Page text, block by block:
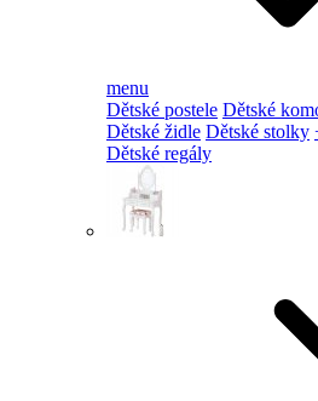
menu
Dětské postele Dětské
Dětské židle Dětské stolky
Dětské regály